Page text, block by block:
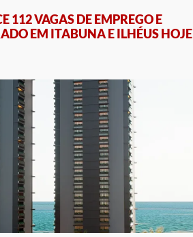
112 VAGAS DE EMPREGO E
EM ITABUNA E ILHÉUS HOJE